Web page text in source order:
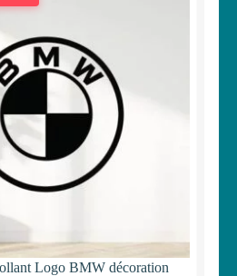
Logo BMW décoration